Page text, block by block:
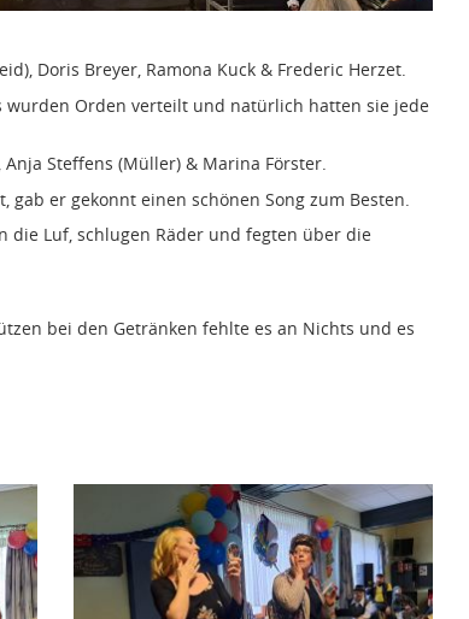
Doris Breyer, Ramona Kuck & Frederic Herzet.
wurden Orden verteilt und natürlich hatten sie jede
Steffens (Müller) & Marina Förster.
er gekonnt einen schönen Song zum Besten.
die Luf, schlugen Räder und fegten über die
bei den Getränken fehlte es an Nichts und es